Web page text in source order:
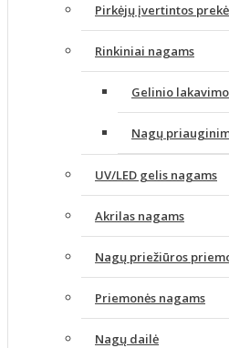
Pirkėjų įvertintos
Rinkiniai nagams
Gelinio
Nagų
UV/LED gelis nagams
Akrilas nagams
Nagų priežiūros
Priemonės nagams
Nagų dailė